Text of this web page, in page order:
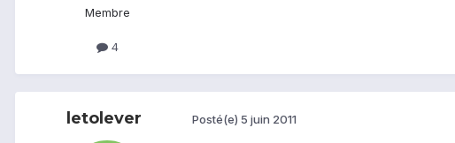
Membre
4
letolever Posté(e) 5 juin 2011